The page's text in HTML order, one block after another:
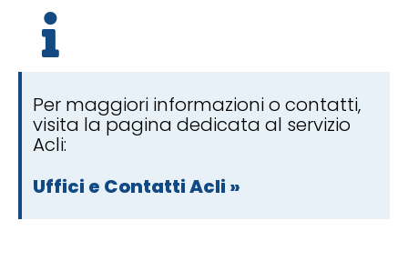
Per maggiori informazioni o contatti,
visita la pagina dedicata al servizio
Acli:
Uffici e Contatti Acli »